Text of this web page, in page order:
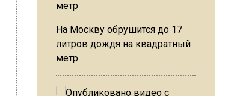
На Москву обрушится до 17
литров дождя на квадратный
метр